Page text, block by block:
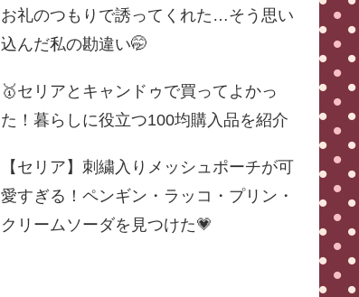
お礼のつもりで誘ってくれた…そう思い
込んだ私の勘違い🤭
🥇セリアとキャンドゥで買ってよかっ
た！暮らしに役立つ100均購入品を紹介
【セリア】刺繍入りメッシュポーチが可
愛すぎる！ペンギン・ラッコ・プリン・
クリームソーダを見つけた💗